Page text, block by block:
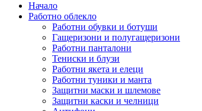
Начало
Работно облекло
Работни обувки и ботуши
Гащеризони и полугащеризони
Работни панталони
Тениски и блузи
Работни якета и елеци
Работни туники и манта
Защитни маски и шлемове
Защитни каски и челници